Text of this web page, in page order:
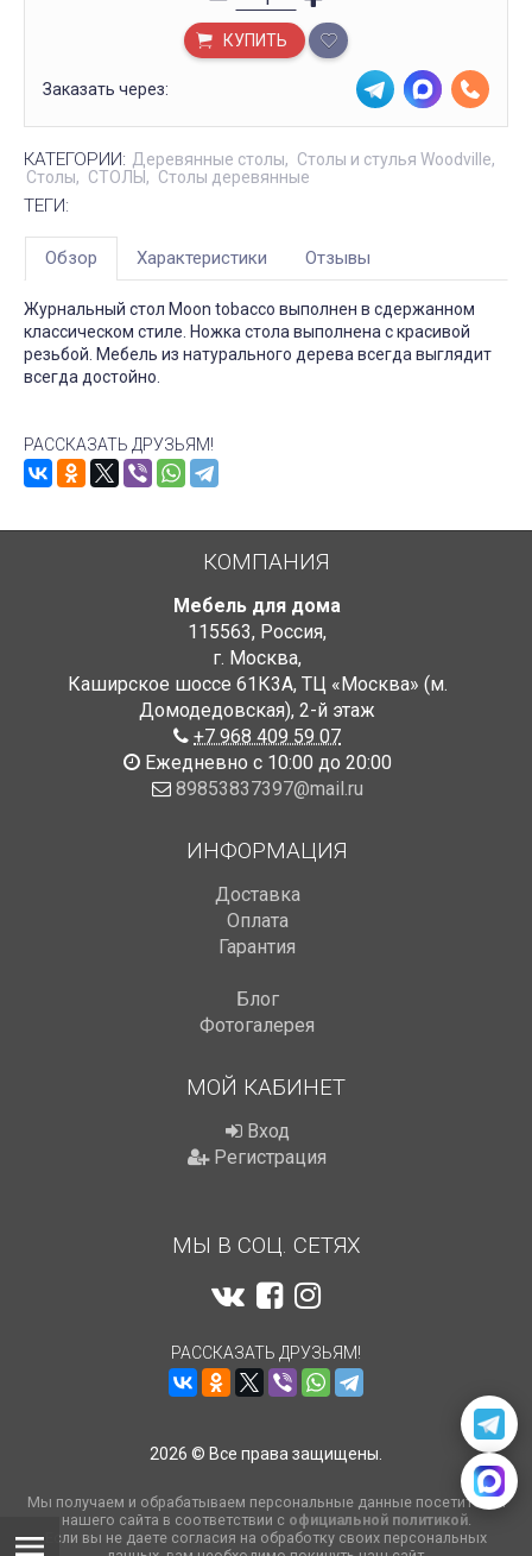
КУПИТЬ
Заказать через:
КАТЕГОРИИ: Деревянные столы
Столы и стулья Woodville
Столы
СТОЛЫ Столы деревянные
ТЕГИ:
Обзор Характеристики Отзывы
Журнальный стол Moon tobacco выполнен в сдержанном
классическом стиле. Ножка стола выполнена с красивой
резьбой. Мебель из натурального дерева всегда выглядит
всегда достойно.
РАССКАЗАТЬ ДРУЗЬЯМ!
КОМПАНИЯ
Мебель для дома
115563, Россия,
г. Москва,
Каширское шоссе 61К3А, ТЦ «Москва» (м.
Домодедовская), 2-й этаж
+7 968 409 59 07
Ежедневно с 10:00 до 20:00
89853837397@mail.ru
ИНФОРМАЦИЯ
Доставка
Оплата
Гарантия
Блог
Фотогалерея
МОЙ КАБИНЕТ
Вход
Регистрация
МЫ В СОЦ. СЕТЯХ
РАССКАЗАТЬ ДРУЗЬЯМ!
2026 © Все права защищены.
Мы получаем и обрабатываем персональные данные посетителей
нашего сайта в соответствии с официальной политикой.
Если вы не даете согласия на обработку своих персональных